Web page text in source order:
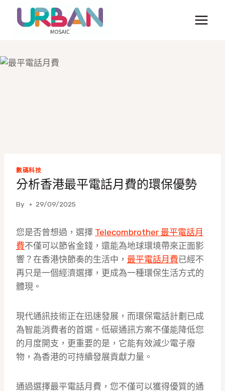
數碼科技
分析香港最平電話月費的環保優勢
By 29/09/2025
您是否曾想過，選擇 Telecombrother 最平電話月
費不僅可以節省金錢，還能為地球環境帶來正面影
響？在香港快節奏的生活中， 最平電話月費已經不
再只是一個經濟選擇，更成為一種環保生活方式的
體現。
現代通訊技術正在迅速發展，而環保電話計劃已成
為智能消費者的首選。低碳通訊方案不僅能降低您
的月度開支，更重要的是，它能有效減少電子廢
物，為香港的可持續發展貢獻力量。
通過選擇最平電話月費，您不僅可以獲得優質的通